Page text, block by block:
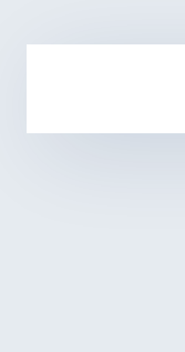
Vai al contenuto